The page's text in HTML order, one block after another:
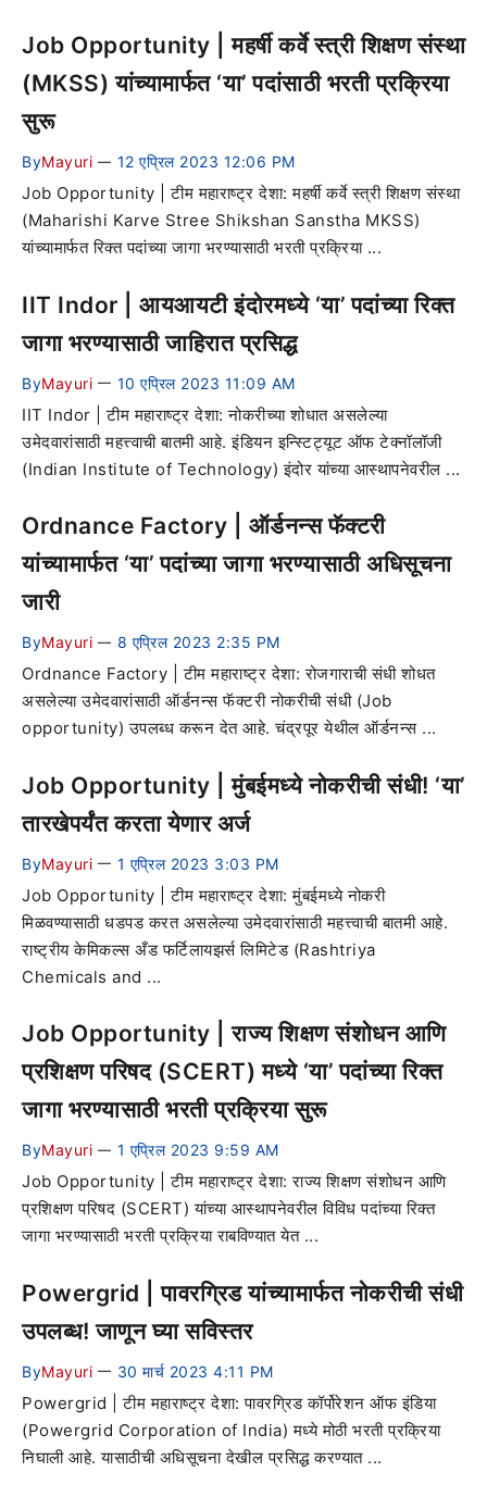
Job Opportunity | महर्षी कर्वे स्त्री शिक्षण संस्था
(MKSS) यांच्यामार्फत ‘या’ पदांसाठी भरती प्रक्रिया
सुरू
ByMayuri — 12 एप्रिल 2023 12:06 PM
Job Opportunity | टीम महाराष्ट्र देशा: महर्षी कर्वे स्त्री शिक्षण संस्था
(Maharishi Karve Stree Shikshan Sanstha MKSS)
यांच्यामार्फत रिक्त पदांच्या जागा भरण्यासाठी भरती प्रक्रिया ...
IIT Indor | आयआयटी इंदोरमध्ये ‘या’ पदांच्या रिक्त
जागा भरण्यासाठी जाहिरात प्रसिद्ध
ByMayuri — 10 एप्रिल 2023 11:09 AM
IIT Indor | टीम महाराष्ट्र देशा: नोकरीच्या शोधात असलेल्या
उमेदवारांसाठी महत्त्वाची बातमी आहे. इंडियन इन्स्टिट्यूट ऑफ टेक्नॉलॉजी
(Indian Institute of Technology) इंदोर यांच्या आस्थापनेवरील ...
Ordnance Factory | ऑर्डनन्स फॅक्टरी
यांच्यामार्फत ‘या’ पदांच्या जागा भरण्यासाठी अधिसूचना
जारी
ByMayuri — 8 एप्रिल 2023 2:35 PM
Ordnance Factory | टीम महाराष्ट्र देशा: रोजगाराची संधी शोधत
असलेल्या उमेदवारांसाठी ऑर्डनन्स फॅक्टरी नोकरीची संधी (Job
opportunity) उपलब्ध करून देत आहे. चंद्रपूर येथील ऑर्डनन्स ...
Job Opportunity | मुंबईमध्ये नोकरीची संधी! ‘या’
तारखेपर्यंत करता येणार अर्ज
ByMayuri — 1 एप्रिल 2023 3:03 PM
Job Opportunity | टीम महाराष्ट्र देशा: मुंबईमध्ये नोकरी
मिळवण्यासाठी धडपड करत असलेल्या उमेदवारांसाठी महत्त्वाची बातमी आहे.
राष्ट्रीय केमिकल्स अँड फर्टिलायझर्स लिमिटेड (Rashtriya
Chemicals and ...
Job Opportunity | राज्य शिक्षण संशोधन आणि
प्रशिक्षण परिषद (SCERT) मध्ये ‘या’ पदांच्या रिक्त
जागा भरण्यासाठी भरती प्रक्रिया सुरू
ByMayuri — 1 एप्रिल 2023 9:59 AM
Job Opportunity | टीम महाराष्ट्र देशा: राज्य शिक्षण संशोधन आणि
प्रशिक्षण परिषद (SCERT) यांच्या आस्थापनेवरील विविध पदांच्या रिक्त
जागा भरण्यासाठी भरती प्रक्रिया राबविण्यात येत ...
Powergrid | पावरग्रिड यांच्यामार्फत नोकरीची संधी
उपलब्ध! जाणून घ्या सविस्तर
ByMayuri — 30 मार्च 2023 4:11 PM
Powergrid | टीम महाराष्ट्र देशा: पावरग्रिड कॉर्पोरेशन ऑफ इंडिया
(Powergrid Corporation of India) मध्ये मोठी भरती प्रक्रिया
निघाली आहे. यासाठीची अधिसूचना देखील प्रसिद्ध करण्यात ...